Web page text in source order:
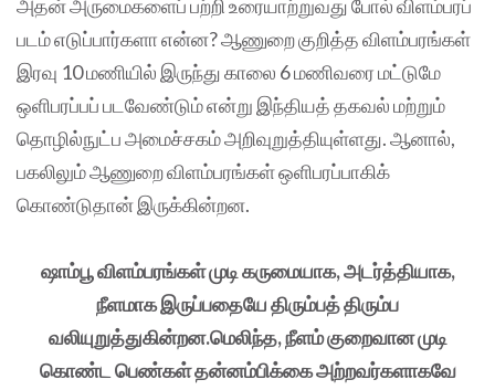
அதன் அருமைகளைப் பற்றி உரையாற்றுவது போல் விளம்பரப்
படம் எடுப்பார்களா என்ன? ஆணுறை குறித்த விளம்பரங்கள்
இரவு 10 மணியில் இருந்து காலை 6 மணிவரை மட்டுமே
ஒளிபரப்பப் படவேண்டும் என்று இந்தியத் தகவல் மற்றும்
தொழில்நுட்ப அமைச்சகம் அறிவுறுத்தியுள்ளது. ஆனால்,
பகலிலும் ஆணுறை விளம்பரங்கள் ஒளிபரப்பாகிக்
கொண்டுதான் இருக்கின்றன.
ஷாம்பூ விளம்பரங்கள் முடி கருமையாக, அடர்த்தியாக,
நீளமாக இருப்பதையே திரும்பத் திரும்ப
வலியுறுத்துகின்றன.மெலிந்த, நீளம் குறைவான முடி
கொண்ட பெண்கள் தன்னம்பிக்கை அற்றவர்களாகவே